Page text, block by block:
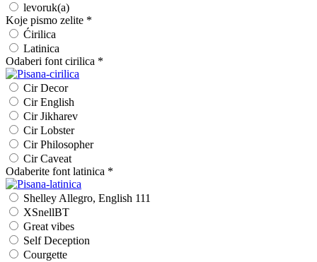
levoruk(a)
Koje pismo zelite *
Ćirilica
Latinica
Odaberi font cirilica *
Cir Decor
Cir English
Cir Jikharev
Cir Lobster
Cir Philosopher
Cir Caveat
Odaberite font latinica *
Shelley Allegro, English 111
XSnellBT
Great vibes
Self Deception
Courgette